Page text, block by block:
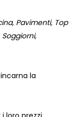
Pavimenti, Top
incarna la